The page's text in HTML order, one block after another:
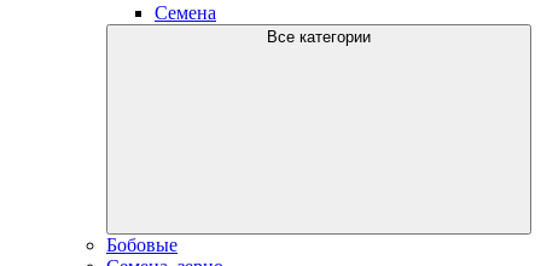
Семена
Все категории
Бобовые